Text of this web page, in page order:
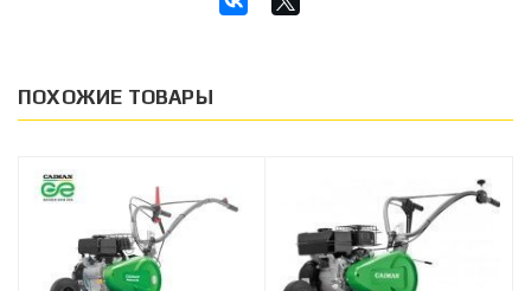
ПОХОЖИЕ ТОВАРЫ